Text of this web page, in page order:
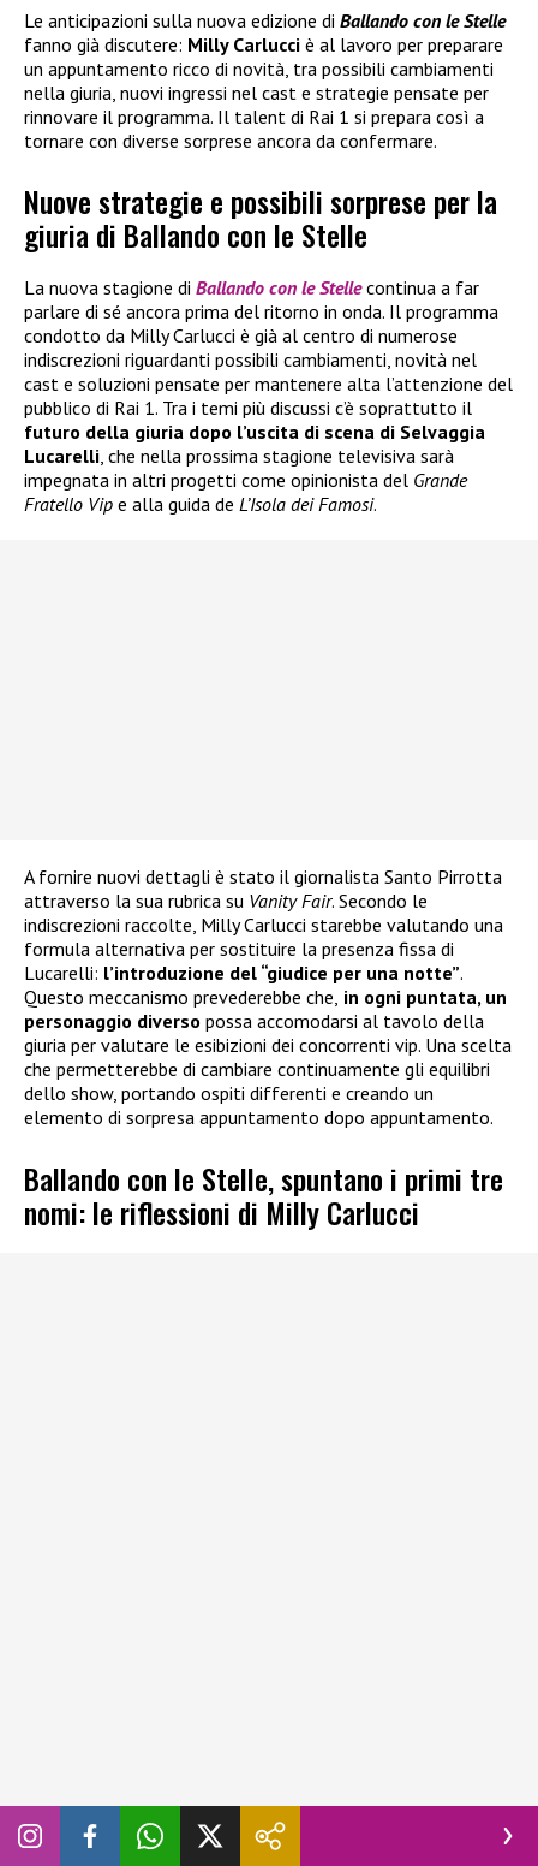
Le anticipazioni sulla nuova edizione di Ballando con le Stelle
fanno già discutere: Milly Carlucci è al lavoro per preparare
un appuntamento ricco di novità, tra possibili cambiamenti
nella giuria, nuovi ingressi nel cast e strategie pensate per
rinnovare il programma. Il talent di Rai 1 si prepara così a
tornare con diverse sorprese ancora da confermare.
Nuove strategie e possibili sorprese per la
giuria di Ballando con le Stelle
La nuova stagione di Ballando con le Stellecontinua a far
parlare di sé ancora prima del ritorno in onda. Il programma
condotto da Milly Carlucci è già al centro di numerose
indiscrezioni riguardanti possibili cambiamenti, novità nel
cast e soluzioni pensate per mantenere alta l’attenzione del
pubblico di Rai 1. Tra i temi più discussi c’è soprattutto il
futuro della giuria dopo l’uscita di scena di Selvaggia
Lucarelli, che nella prossima stagione televisiva sarà
impegnata in altri progetti come opinionista del Grande
Fratello Vip e alla guida de L’Isola dei Famosi.
A fornire nuovi dettagli è stato il giornalista Santo Pirrotta
attraverso la sua rubrica su Vanity Fair. Secondo le
indiscrezioni raccolte, Milly Carlucci starebbe valutando una
formula alternativa per sostituire la presenza fissa di
Lucarelli: l’introduzione del “giudice per una notte”.
Questo meccanismo prevederebbe che, in ogni puntata, un
personaggio diverso possa accomodarsi al tavolo della
giuria per valutare le esibizioni dei concorrenti vip. Una scelta
che permetterebbe di cambiare continuamente gli equilibri
dello show, portando ospiti differenti e creando un
elemento di sorpresa appuntamento dopo appuntamento.
Ballando con le Stelle, spuntano i primi tre
nomi: le riflessioni di Milly Carlucci